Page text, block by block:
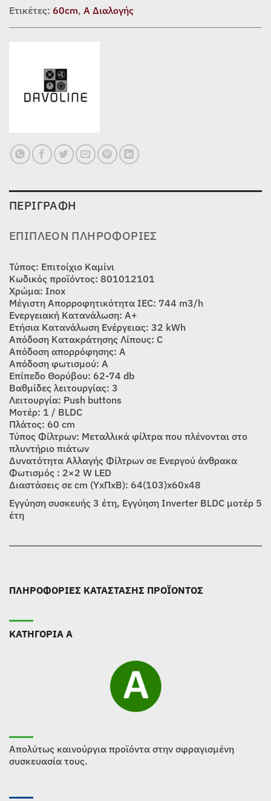
Ετικέτες: 60cm, Α Διαλογής
ΠΕΡΙΓΡΑΦΉ
ΕΠΙΠΛΈΟΝ ΠΛΗΡΟΦΟΡΊΕΣ
Τύπος: Επιτοίχιο Καμίνι
Κωδικός προϊόντος: 801012101
Χρώμα: Inox
Μέγιστη Απορροφητικότητα IEC: 744 m3/h
Ενεργειακή Κατανάλωση: A+
Ετήσια Κατανάλωση Ενέργειας: 32 kWh
Απόδοση Κατακράτησης Λίπους: C
Απόδοση απορρόφησης: A
Απόδοση φωτισμού: Α
Επίπεδο Θορύβου: 62-74 db
Βαθμίδες λειτουργίας: 3
Λειτουργία: Push buttons
Μοτέρ: 1 / BLDC
Πλάτος: 60 cm
Τύπος Φίλτρων: Μεταλλικά φίλτρα που πλένονται στο
πλυντήριο πιάτων
Δυνατότητα Αλλαγής Φίλτρων σε Ενεργού άνθρακα
Φωτισμός : 2×2 W LED
Διαστάσεις σε cm (ΥxΠxΒ): 64(103)x60x48
Εγγύηση συσκευής 3 έτη, Εγγύηση Inverter BLDC μοτέρ 5
έτη
ΠΛΗΡΟΦΟΡΙΕΣ ΚΑΤΑΣΤΑΣΗΣ ΠΡΟΪΟΝΤΟΣ
ΚΑΤΗΓΟΡΙΑ Α
Απολύτως καινούργια προϊόντα στην σφραγισμένη
συσκευασία τους.